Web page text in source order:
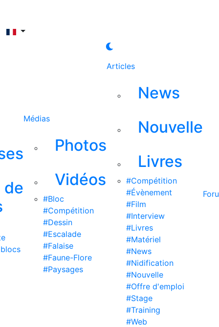
de
Médias
Photos
Vidéos
#Bloc
#Compétition
#Dessin
#Escalade
#Falaise
#Faune-Flore
#Paysages
Articles
News
Nouvelle
Livres
#Compétition
#Évènement
#Film
#Interview
#Livres
#Matériel
#News
#Nidification
#Nouvelle
#Offre d'emploi
#Stage
#Training
#Web